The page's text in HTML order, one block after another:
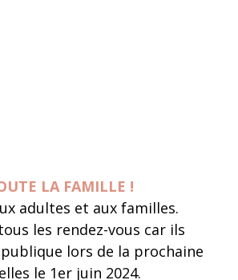
LA FAMILLE !
adultes et aux familles.
les rendez-vous car ils
lors de la prochaine
le 1er juin 2024.